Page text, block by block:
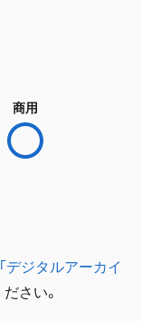
商用
「デジタルアーカイ
さい。